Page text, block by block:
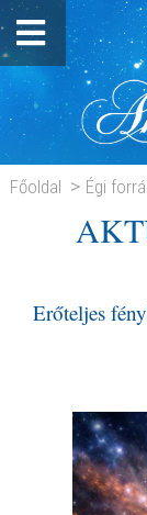
Főoldal Égi
AKTUÁLIS
Erőteljes